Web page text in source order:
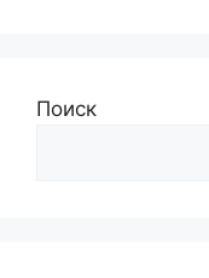
Поиск